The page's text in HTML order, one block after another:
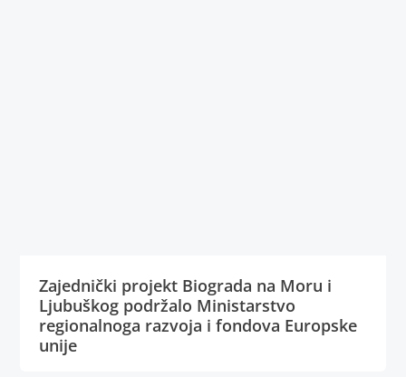
Zajednički projekt Biograda na Moru i
Ljubuškog podržalo Ministarstvo
regionalnoga razvoja i fondova Europske
unije